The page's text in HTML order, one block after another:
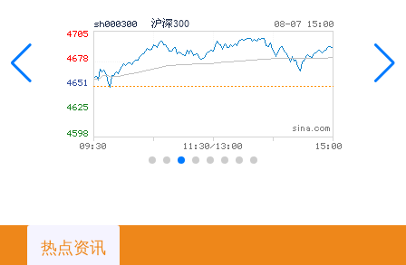
热点资讯